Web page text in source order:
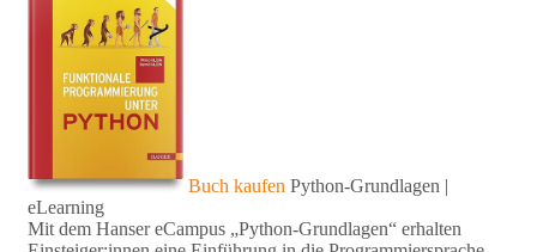
Buch kaufen Python-Grundlagen |
eLearning
Mit dem Hanser eCampus „Python-Grundlagen“ erhalten